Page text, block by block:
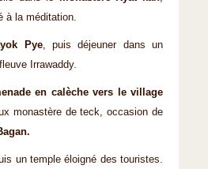
à la médita­tion.
Pye, puis déjeuner dans un
Irrawaddy.
en calèche vers le village
monastère de teck, occasion de
un temple éloigné des touristes.